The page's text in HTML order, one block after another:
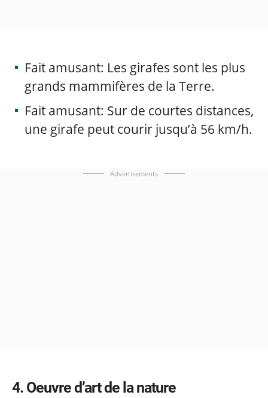
Fait amusant: Les girafes sont les plus
grands mammifères de la Terre.
Fait amusant: Sur de courtes distances,
une girafe peut courir jusqu’à 56 km/h.
Advertisements
4 Oeuvre d’art de la nature